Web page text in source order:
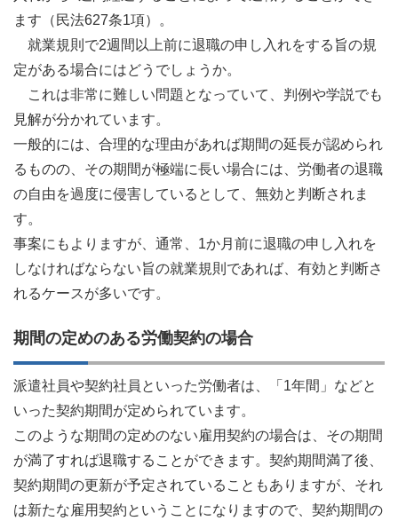
ます（民法627条1項）。
就業規則で2週間以上前に退職の申し入れをする旨の規
定がある場合にはどうでしょうか。
これは非常に難しい問題となっていて、判例や学説でも
見解が分かれています。
一般的には、合理的な理由があれば期間の延長が認められ
るものの、その期間が極端に長い場合には、労働者の退職
の自由を過度に侵害しているとして、無効と判断されま
す。
事案にもよりますが、通常、1か月前に退職の申し入れを
しなければならない旨の就業規則であれば、有効と判断さ
れるケースが多いです。
期間の定めのある労働契約の場合
派遣社員や契約社員といった労働者は、「1年間」などと
いった契約期間が定められています。
このような期間の定めのない雇用契約の場合は、その期間
が満了すれば退職することができます。契約期間満了後、
契約期間の更新が予定されていることもありますが、それ
は新たな雇用契約ということになりますので、契約期間の